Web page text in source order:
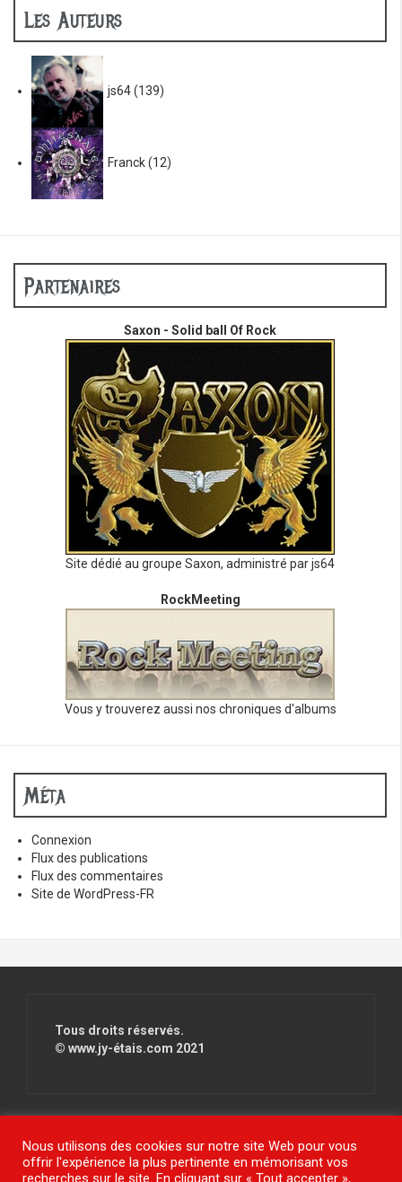
Les Auteurs
js64(139)
Franck(12)
Partenaires
Saxon - Solid ball Of Rock
Site dédié au groupe Saxon, administré par js64
RockMeeting
Vous y trouverez aussi nos chroniques d'albums
Méta
Connexion
Flux des publications
Flux des commentaires
Site de WordPress-FR
Tous droits réservés.
© www.jy-étais.com 2021
Fièrement propulsé par WordPress| ThèmeFlyMagpar
Themeisle
Nous utilisons des cookies sur notre site Web pour vous
offrir l'expérience la plus pertinente en mémorisant vos
recherches sur le site. En cliquant sur « Tout accepter »,